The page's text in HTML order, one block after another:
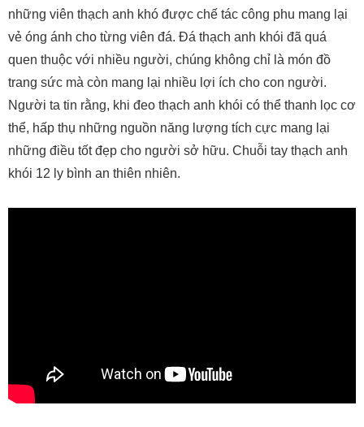
những viên thạch anh khó được chế tác công phu mang lại
vẻ óng ánh cho từng viên đá. Đá thạch anh khói đã quá
quen thuộc với nhiều người, chúng không chỉ là món đồ
trang sức mà còn mang lại nhiều lợi ích cho con người.
Người ta tin rằng, khi đeo thạch anh khói có thể thanh lọc cơ
thể, hấp thụ những nguồn năng lượng tích cực mang lại
những điều tốt đẹp cho người sở hữu. Chuỗi tay thạch anh
khói 12 ly bình an thiên nhiên.